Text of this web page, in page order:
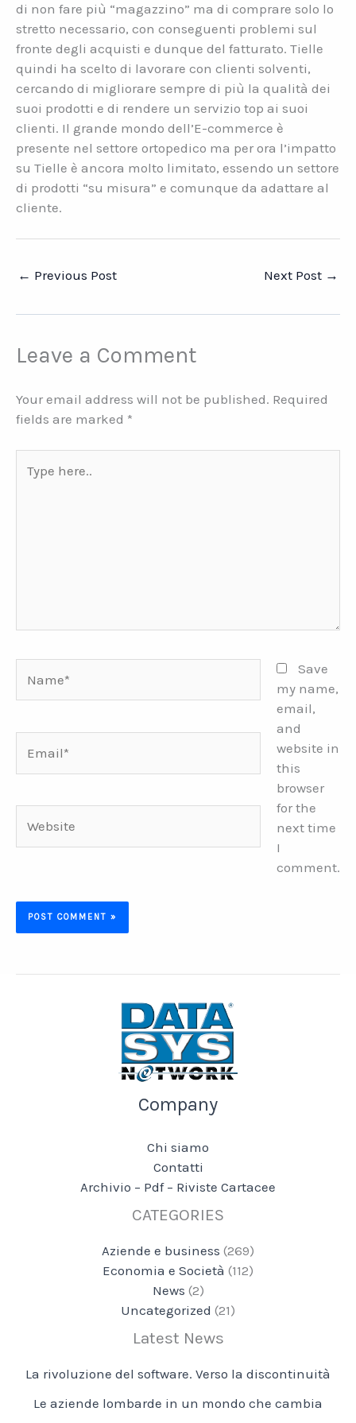
di non fare più “magazzino” ma di comprare solo lo
stretto necessario, con conseguenti problemi sul
fronte degli acquisti e dunque del fatturato. Tielle
quindi ha scelto di lavorare con clienti solventi,
cercando di migliorare sempre di più la qualità dei
suoi prodotti e di rendere un servizio top ai suoi
clienti. Il grande mondo dell’E-commerce è
presente nel settore ortopedico ma per ora l’impatto
su Tielle è ancora molto limitato, essendo un settore
di prodotti “su misura” e comunque da adattare al
cliente.
← Previous Post Next Post →
Leave a Comment
Your email address will not be published. Required
fields are marked *
here..
Save
my name,
email,
and
website in
this
browser
for the
next time
I
comment.
Company
Chi siamo
Contatti
Archivio – Pdf – Riviste Cartacee
CATEGORIES
Aziende e business (269)
Economia e Società (112)
News (2)
Uncategorized (21)
Latest News
La rivoluzione del software. Verso la discontinuità
Le aziende lombarde in un mondo che cambia